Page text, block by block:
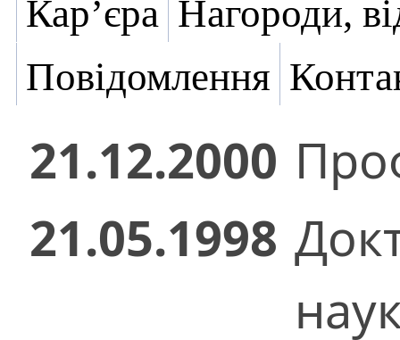
Кар’єра Нагороди,
Повідомлення
21.12.2000
21.05.1998